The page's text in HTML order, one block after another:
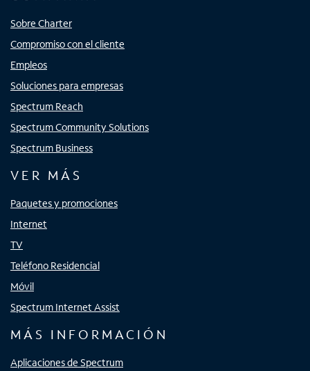
Sobre Charter
Compromiso con el cliente
Empleos
Soluciones para empresas
Spectrum Reach
Spectrum Community Solutions
Spectrum Business
VER MÁS
Paquetes y promociones
Internet
TV
Teléfono Residencial
Móvil
Spectrum Internet Assist
MÁS INFORMACIÓN
Aplicaciones de Spectrum